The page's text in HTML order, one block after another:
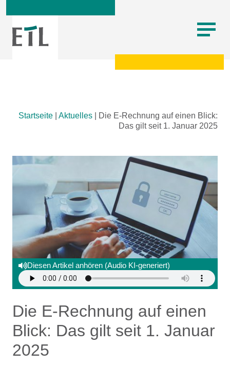
Startseite Aktuelles
Die E-Rechnung auf einen Blick:
Das gilt seit 1. Januar 2025
Diesen Artikel anhören (Audio KI-generiert)
Die E-Rechnung auf einen
Blick: Das gilt seit 1. Januar
2025